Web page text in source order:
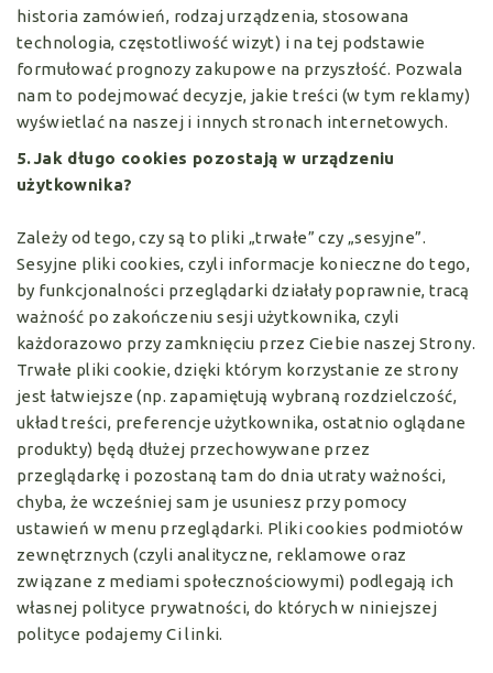
historia zamówień, rodzaj urządzenia, stosowana
technologia, częstotliwość wizyt) i na tej podstawie
formułować prognozy zakupowe na przyszłość. Pozwala
nam to podejmować decyzje, jakie treści (w tym reklamy)
wyświetlać na naszej i innych stronach internetowych.
5.Jak długo cookies pozostają w urządzeniu
użytkownika?
Zależy od tego, czy są to pliki „trwałe” czy „sesyjne”.
Sesyjne pliki cookies, czyli informacje konieczne do tego,
by funkcjonalności przeglądarki działały poprawnie, tracą
ważność po zakończeniu sesji użytkownika, czyli
każdorazowo przy zamknięciu przez Ciebie naszej Strony.
Trwałe pliki cookie, dzięki którym korzystanie ze strony
jest łatwiejsze (np. zapamiętują wybraną rozdzielczość,
układ treści, preferencje użytkownika, ostatnio oglądane
produkty) będą dłużej przechowywane przez
przeglądarkę i pozostaną tam do dnia utraty ważności,
chyba, że wcześniej sam je usuniesz przy pomocy
ustawień w menu przeglądarki. Pliki cookies podmiotów
zewnętrznych (czyli analityczne, reklamowe oraz
związane z mediami społecznościowymi) podlegają ich
własnej polityce prywatności, do których w niniejszej
polityce podajemy Ci linki.